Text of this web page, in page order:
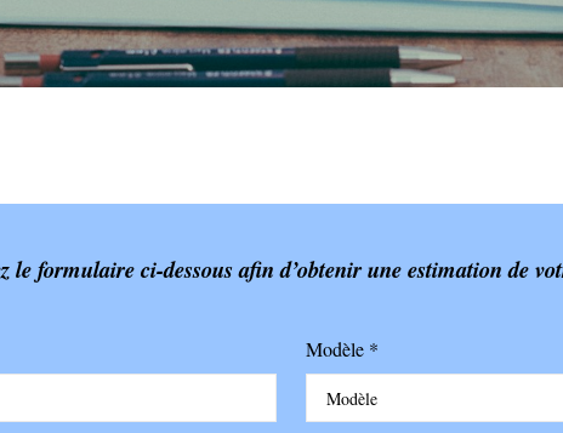
le formulaire ci-dessous afin d’obtenir une estimation de
Modèle *